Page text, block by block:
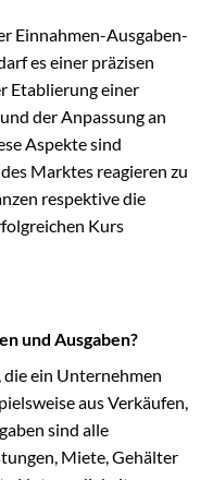
Einnahmen-Ausgaben-
es einer präzisen
Etablierung einer
der Anpassung an
Aspekte sind
Marktes reagieren zu
respektive die
Kurs
und Ausgaben?
die ein Unternehmen
aus Verkäufen,
sind alle
Miete, Gehälter